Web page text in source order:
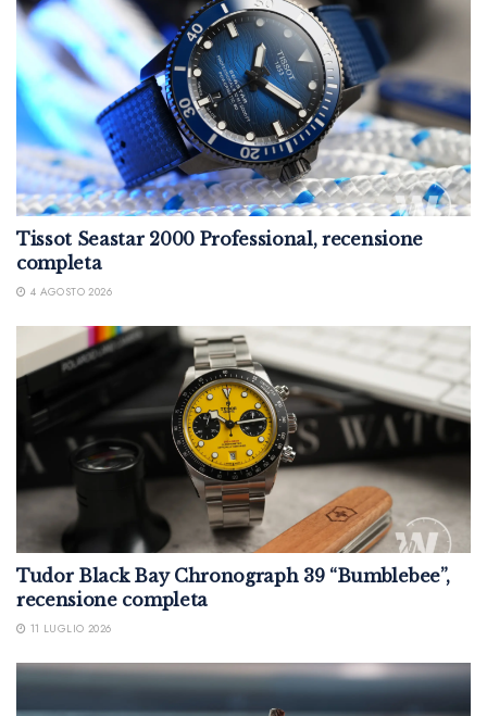
Tissot Seastar 2000 Professional, recensione
completa
4 AGOSTO 2026
Tudor Black Bay Chronograph 39 “Bumblebee”,
recensione completa
11 LUGLIO 2026